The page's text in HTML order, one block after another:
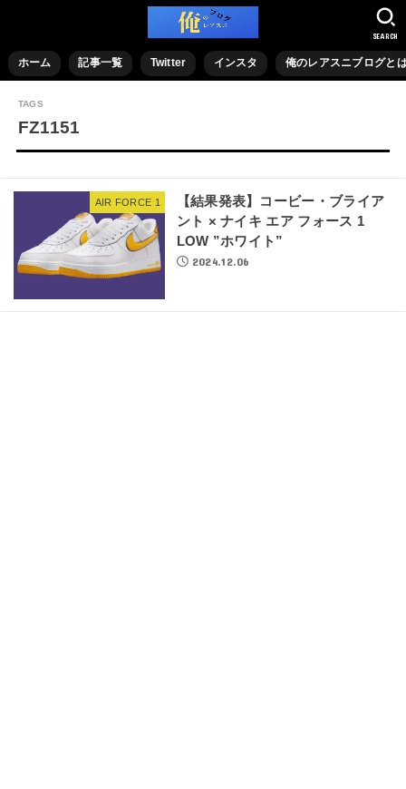
ホーム 記事一覧 Twitter インスタ 俺のレアスニブログと
SEARCH
FZ1151
AIR FORCE 1
【結果発表】コービー・ブライア
ント × ナイキ エア フォース 1
LOW ”ホワイト”
2024.12.06